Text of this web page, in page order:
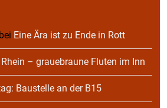
bei Eine Ära ist zu Ende in Rott
Rhein – grauebraune Fluten im Inn
Baustelle an der B15